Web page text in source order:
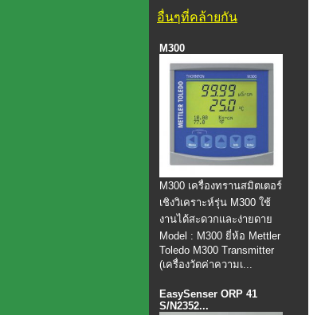
อื่นๆที่คล้ายกัน
M300
M300 เครื่องทรานสมิตเตอร์
เชิงวิเคราะห์รุ่น M300 ใช้
งานได้สะดวกและง่ายดาย
Model : M300 ยี่ห้อ Mettler
Toledo M300 Transmitter
(เครื่องวัดค่าความเ...
EasySenser ORP 41
S/N2352...